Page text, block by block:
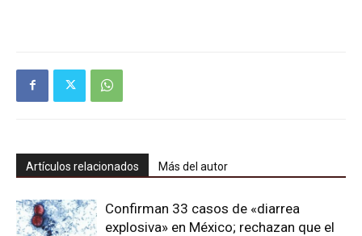
Artículos relacionados Más del autor
Confirman 33 casos de «diarrea
explosiva» en México; rechazan que el